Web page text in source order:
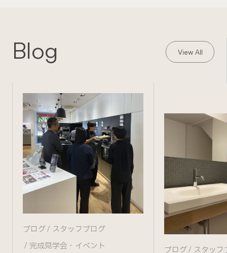
Blog View All
ブログ
スタッフブログ
完成見学会・イベント
ブログ スタッフ